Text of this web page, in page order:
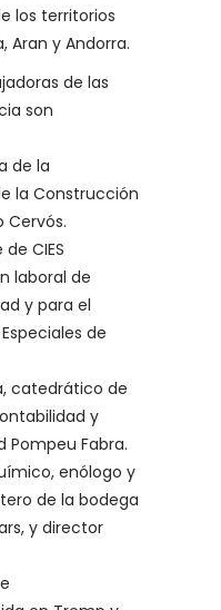
los territorios
Aran y Andorra.
de las
son
de la
la Construcción
Cervós.
CIES
laboral de
y para el
de
catedrático de
y
Pompeu Fabra.
enólogo y
de la bodega
y director